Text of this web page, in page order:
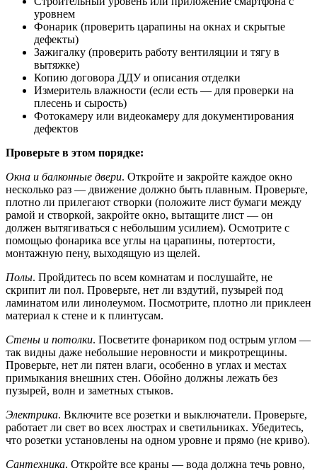
уровнем
Фонарик (проверить царапины на окнах и скрытые
дефекты)
Зажигалку (проверить работу вентиляции и тягу в
вытяжке)
Копию договора ДДУ и описания отделки
Измеритель влажности (если есть — для проверки на
плесень и сырость)
Фотокамеру или видеокамеру для документирования
дефектов
Проверьте в этом порядке:
Окна и балконные двери. Откройте и закройте каждое окно
несколько раз — движение должно быть плавным. Проверьте,
плотно ли прилегают створки (положите лист бумаги между
рамой и створкой, закройте окно, вытащите лист — он
должен вытягиваться с небольшим усилием). Осмотрите с
помощью фонарика все углы на царапины, потертости,
монтажную пену, выходящую из щелей.
Полы. Пройдитесь по всем комнатам и послушайте, не
скрипит ли пол. Проверьте, нет ли вздутий, пузырей под
ламинатом или линолеумом. Посмотрите, плотно ли приклеен
материал к стене и к плинтусам.
Стены и потолки. Посветите фонариком под острым углом —
так видны даже небольшие неровности и микротрещины.
Проверьте, нет ли пятен влаги, особенно в углах и местах
примыкания внешних стен. Обойно должны лежать без
пузырей, волн и заметных стыков.
Электрика. Включите все розетки и выключатели. Проверьте,
работает ли свет во всех люстрах и светильниках. Убедитесь,
что розетки установлены на одном уровне и прямо (не криво).
Сантехника. Откройте все краны — вода должна течь ровно,